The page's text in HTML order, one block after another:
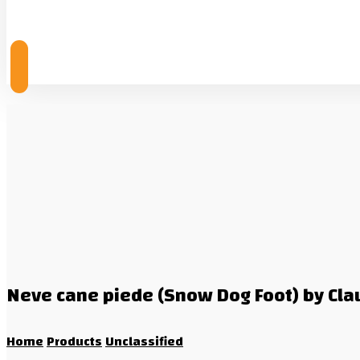
Neve cane piede (Snow Dog Foot) by
HomeProductsUnclassified